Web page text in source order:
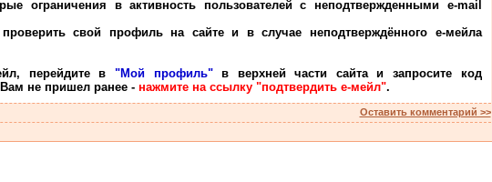
ограничения в активность пользователей с неподтвержденными e-mail
свой профиль на сайте и в случае неподтверждённого е-мейла
перейдите в "Мой профиль"в верхней части сайта и запросите код
не пришел ранее - нажмите на ссылку "подтвердить е-мейл".
Оставить комментарий >>